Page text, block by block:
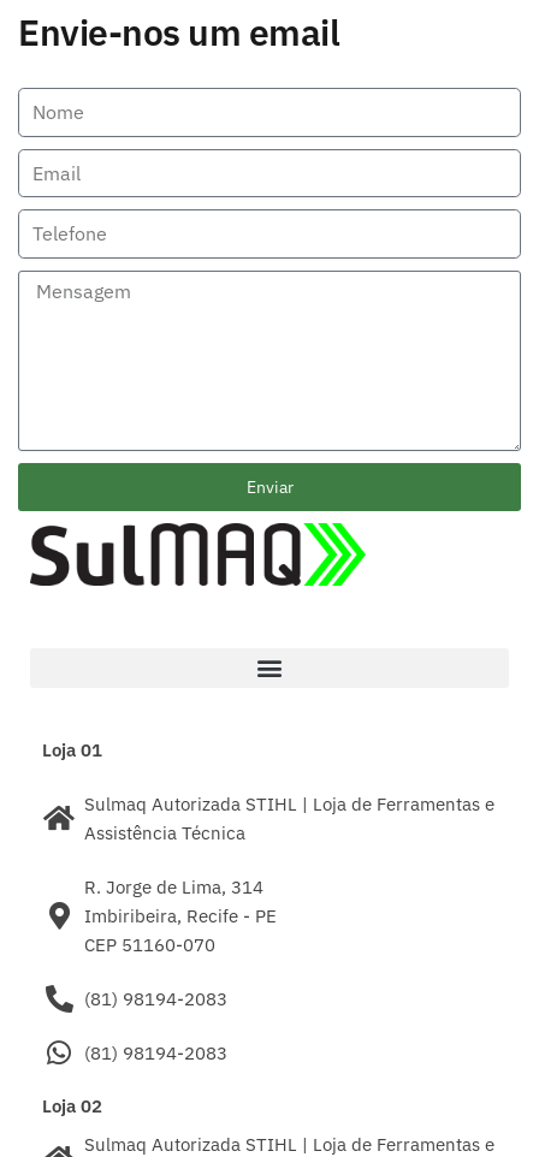
Envie-nos um email
Enviar
Loja 01
Sulmaq Autorizada STIHL | Loja de Ferramentas e
Assistência Técnica
R. Jorge de Lima, 314
Imbiribeira, Recife - PE
CEP 51160-070
(81) 98194-2083
(81) 98194-2083
Loja 02
Sulmaq Autorizada STIHL | Loja de Ferramentas e